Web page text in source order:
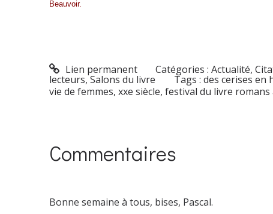
Beauvoir.
Lien permanent Catégories :Actualité,
lecteurs,Salons du livre Tags : des cerises en
vie de femmes, xxe siècle, festival du livre romans
Commentaires
Bonne semaine à tous, bises, Pascal.